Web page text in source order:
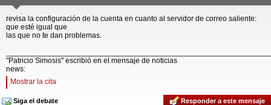
revisa la configuración de la cuenta en cuanto al servidor de correo saliente:
que esté igual que
las que no te dan problemas.
"Patricio Simosis" escribió en el mensaje de noticias
news:
Mostrar la cita
Siga el debate Responder a este mensaje